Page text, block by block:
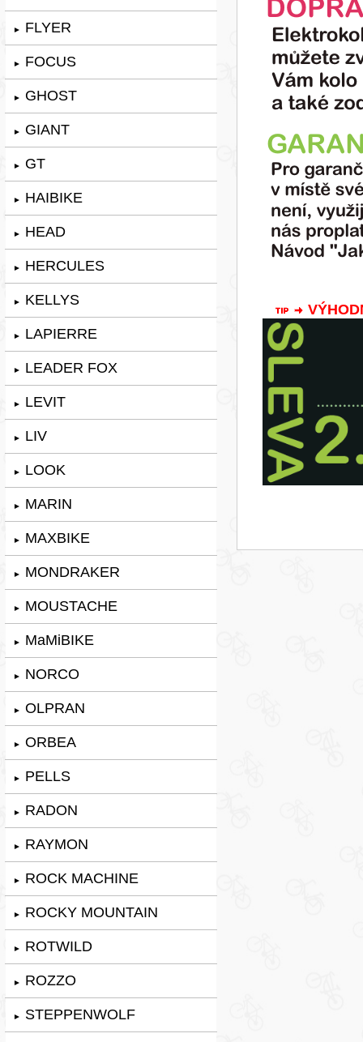
► FLYER
► FOCUS
► GHOST
► GIANT
► GT
► HAIBIKE
► HEAD
► HERCULES
► KELLYS
► LAPIERRE
► LEADER FOX
► LEVIT
► LIV
► LOOK
► MARIN
► MAXBIKE
► MONDRAKER
► MOUSTACHE
► MaMiBIKE
► NORCO
► OLPRAN
► ORBEA
► PELLS
► RADON
► RAYMON
► ROCK MACHINE
► ROCKY MOUNTAIN
► ROTWILD
► ROZZO
► STEPPENWOLF